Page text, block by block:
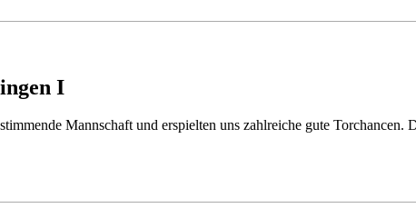
I
Mannschaft und erspielten uns zahlreiche gute Torchancen.